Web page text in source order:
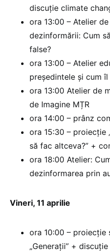
discuție climate
ora 13:00 – Atelier
dezinformării: Cum
false?
ora 13:00 – Atelier
președintele și cum îl
ora 13:00 Atelier de
de Imagine MȚR
ora 14:00 – prânz
ora 15:30 – proiecție
să fac altceva?” +
ora 18:00 Atelier:
dezinformarea prin
Vineri, 11 aprilie
ora 10:00 –
„Generații” +